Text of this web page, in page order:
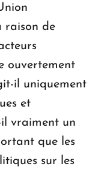
raison de
ouvertement
il uniquement
et
vraiment un
que les
sur les